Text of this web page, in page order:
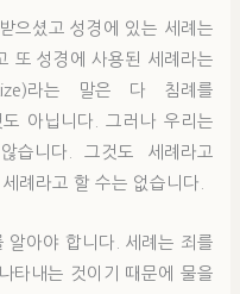
으셨고 성경에 있는 세례는
또 성경에 사용된 세례라는
라는 말은 다 침례를
아닙니다. 그러나 우리는
습니다. 그것도 세례라고
례라고 할 수는 없습니다.
알아야 합니다. 세례는 죄를
타내는 것이기 때문에 물을